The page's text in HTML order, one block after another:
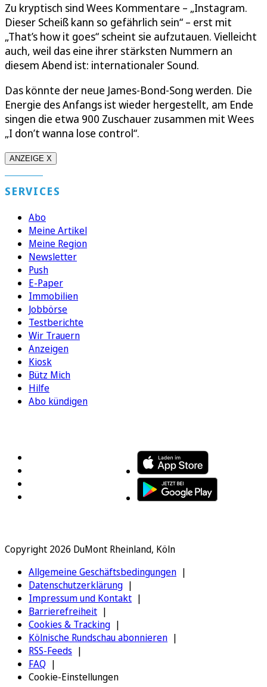
Zu kryptisch sind Wees Kommentare – „Instagram.
Dieser Scheiß kann so gefährlich sein“ – erst mit
„That’s how it goes“ scheint sie aufzutauen. Vielleicht
auch, weil das eine ihrer stärksten Nummern an
diesem Abend ist: internationaler Sound.
Das könnte der neue James-Bond-Song werden. Die
Energie des Anfangs ist wieder hergestellt, am Ende
singen die etwa 900 Zuschauer zusammen mit Wees
„I don’t wanna lose control“.
ANZEIGE X
SERVICES
Abo
Meine Artikel
Meine Region
Newsletter
Push
E-Paper
Immobilien
Jobbörse
Testberichte
Wir Trauern
Anzeigen
Kiosk
Bütz Mich
Hilfe
Abo kündigen
Copyright 2026 DuMont Rheinland, Köln
Allgemeine Geschäftsbedingungen
Datenschutzerklärung
Impressum und Kontakt
Barrierefreiheit
Cookies & Tracking
Kölnische Rundschau abonnieren
RSS-Feeds
FAQ
Cookie-Einstellungen